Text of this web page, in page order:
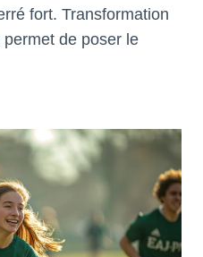
fort. Transformation
de poser le